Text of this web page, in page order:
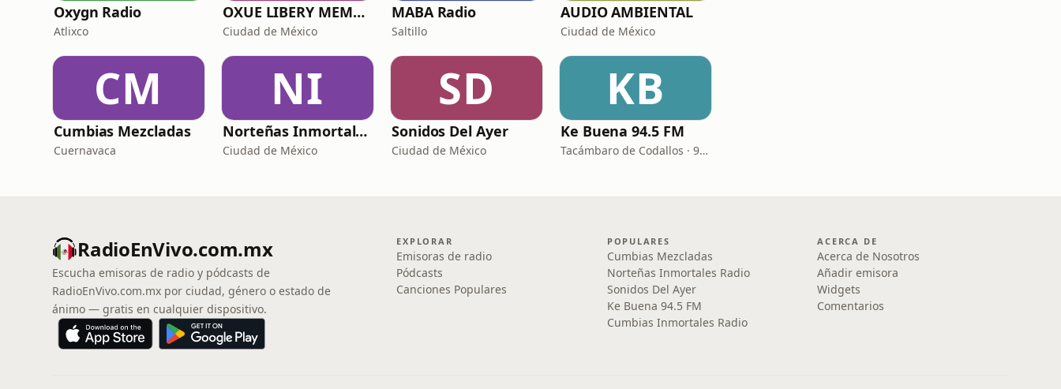
Oxygn Radio
Atlixco
OXUE LIBERY MEMORY
Ciudad de México
MABA Radio
Saltillo
AUDIO AMBIENTAL
Ciudad de México
CM
Cumbias Mezcladas
Cuernavaca
NI
Norteñas Inmortales Radio
Ciudad de México
SD
Sonidos Del Ayer
Ciudad de México
KB
Ke Buena 94.5 FM
Tacámbaro de Codallos · 94.5 FM
RadioEnVivo.com.mx
Escucha emisoras de radio y pódcasts de
RadioEnVivo.com.mx por ciudad, género o estado de
ánimo — gratis en cualquier dispositivo.
EXPLORAR
Emisoras de radio
Pódcasts
Canciones Populares
POPULARES
Cumbias Mezcladas
Norteñas Inmortales Radio
Sonidos Del Ayer
Ke Buena 94.5 FM
Cumbias Inmortales Radio
ACERCA DE
Acerca de Nosotros
Añadir emisora
Widgets
Comentarios